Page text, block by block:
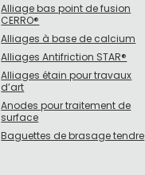
Alliage bas point de fusion
CERRO®
Alliages à base de calcium
Alliages Antifriction STAR®
Alliages étain pour travaux
d’art
Anodes pour traitement de
surface
Baguettes de brasage tendre